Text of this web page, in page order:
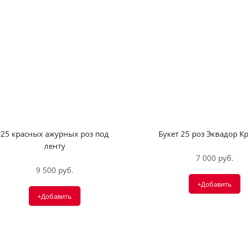
25 красных ажурных роз под
ленту
9 500 руб.
+Добавить
Букет 25 роз Эквадор
7 000 руб.
+Добавить